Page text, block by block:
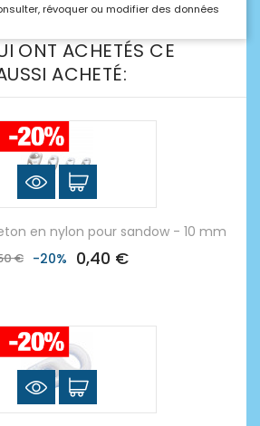
révoquer ou modifier des données
ONT ACHETÉS CE
ACHETÉ:
en nylon pour sandow - 10 mm
€ -20% 0,40 €